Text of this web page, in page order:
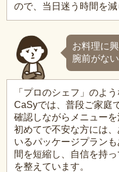
ので、当日迷う時間を減
お料理に
腕前がな
「プロのシェフ」のよ
CaSyでは、普段ご家庭
確認しながらメニューを
初めてで不安な方には
いるパッケージプラン
間を短縮し、自信を持
を整えています。